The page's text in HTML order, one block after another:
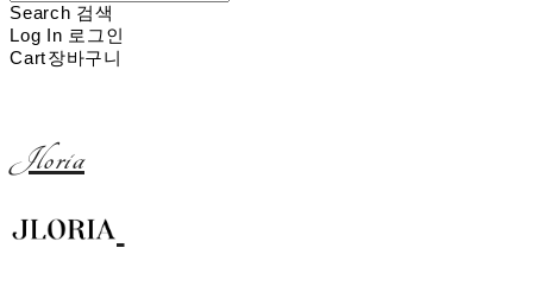
Search 검색
Log In 로그인
Cart장바구니
Jloria